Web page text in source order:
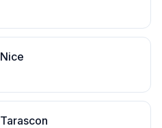
Nice
Tarascon